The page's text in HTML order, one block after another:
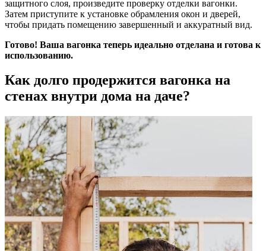
защитного слоя, произведите проверку отделки вагонки.
Затем приступите к установке обрамления окон и дверей,
чтобы придать помещению завершенный и аккуратный вид.
Готово! Ваша вагонка теперь идеально отделана и готова к
использованию.
Как долго продержится вагонка на
стенах внутри дома на даче?